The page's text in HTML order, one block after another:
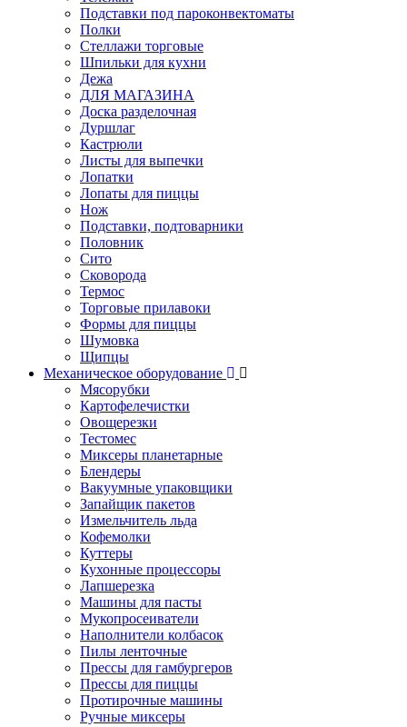
Подставки под пароконвектоматы
Полки
Стеллажи торговые
Шпильки для кухни
Дежа
ДЛЯ МАГАЗИНА
Доска разделочная
Дуршлаг
Кастрюли
Листы для выпечки
Лопатки
Лопаты для пиццы
Нож
Подставки, подтоварники
Половник
Сито
Сковорода
Термос
Торговые прилавоки
Формы для пиццы
Шумовка
Щипцы
Механическое оборудование
Мясорубки
Картофелечистки
Овощерезки
Тестомес
Миксеры планетарные
Блендеры
Вакуумные упаковщики
Запайщик пакетов
Измельчитель льда
Кофемолки
Куттеры
Кухонные процессоры
Лапшерезка
Машины для пасты
Мукопросеиватели
Наполнители колбасок
Пилы ленточные
Прессы для гамбургеров
Прессы для пиццы
Протирочные машины
Ручные миксеры